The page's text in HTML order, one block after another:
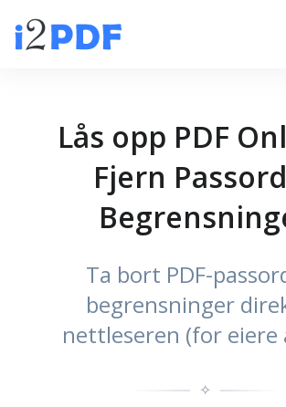
Lås opp PDF
Fjern
Ta bort PDF-
begrensninger
nettleseren (for eiere
✧